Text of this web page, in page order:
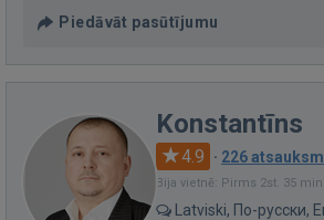
Piedāvāt pasūtījumu
Konstantīns
4.9 · 226
Bija vietnē: Pirms 2st. 35 min.
Latviski, По-русски,